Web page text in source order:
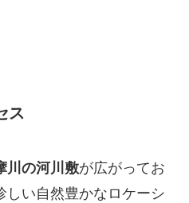
ス
川の河川敷が広がってお
しい自然豊かなロケーシ